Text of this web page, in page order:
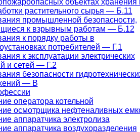
растительного сырья — Б.11
промышленной безопасности,
к взрывным работам — Б.12
к порядку работы в
потребителей — Г.1
к эксплуатации электрических
и сетей — Г.2
безопасности
— В
оператора котельной
осмотрщика нефтеналивных
аппаратчика электролиза
аппаратчика воздухоразделения